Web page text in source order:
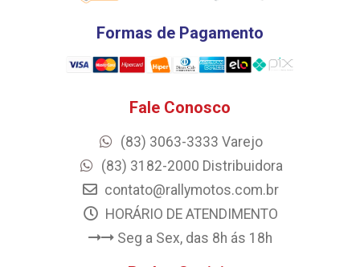
Formas de Pagamento
Fale Conosco
(83) 3063-3333 Varejo
(83) 3182-2000 Distribuidora
contato@rallymotos.com.br
HORÁRIO DE ATENDIMENTO
Seg a Sex, das 8h ás 18h